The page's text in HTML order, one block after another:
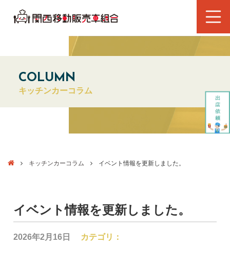
COLUMN
キッチンカーコラム
キッチンカーコラム イベント情報を更新しました。
イベント情報を更新しました。
2026年2月16日 カテゴリ：